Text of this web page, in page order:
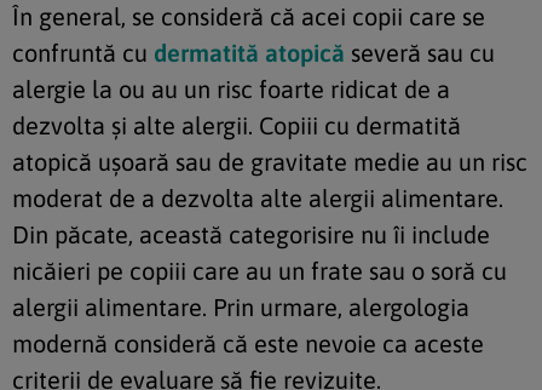
În general, se consideră că acei copii care se
confruntă cu dermatită atopică severă sau cu
alergie la ou au un risc foarte ridicat de a
dezvolta și alte alergii. Copiii cu dermatită
atopică ușoară sau de gravitate medie au un risc
moderat de a dezvolta alte alergii alimentare.
Din păcate, această categorisire nu îi include
nicăieri pe copiii care au un frate sau o soră cu
alergii alimentare. Prin urmare, alergologia
modernă consideră că este nevoie ca aceste
criterii de evaluare să fie revizuite.